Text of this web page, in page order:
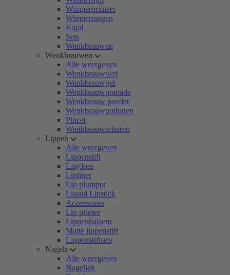
Wimperprimers
Wimpertangen
Kajal
Sets
Wenkbrauwen
Wenkbrauwen
Alle weergeven
Wenkbrauwverf
Wenkbrauwgel
Wenkbrauwpomade
Wenkbrauw poeder
Wenkbrauwpotloden
Pincet
Wenkbrauwscharen
Lippen
Alle weergeven
Lippenstift
Lipgloss
Lipliner
Lip plumper
Liquid Lipstick
Accessoires
Lip primer
Lippenbalsem
Matte lippenstift
Lippenstiftsets
Nagels
Alle weergeven
Nagellak